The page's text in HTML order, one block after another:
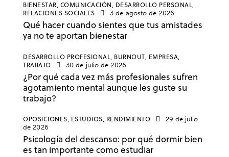
BIENESTAR, COMUNICACIÓN, DESARROLLO PERSONAL,
RELACIONES SOCIALES
3 de agosto de 2026
Qué hacer cuando sientes que tus amistades
ya no te aportan bienestar
DESARROLLO PROFESIONAL, BURNOUT, EMPRESA,
TRABAJO
30 de julio de 2026
¿Por qué cada vez más profesionales sufren
agotamiento mental aunque les guste su
trabajo?
OPOSICIONES, ESTUDIOS, RENDIMIENTO
29 de julio
de 2026
Psicología del descanso: por qué dormir bien
es tan importante como estudiar